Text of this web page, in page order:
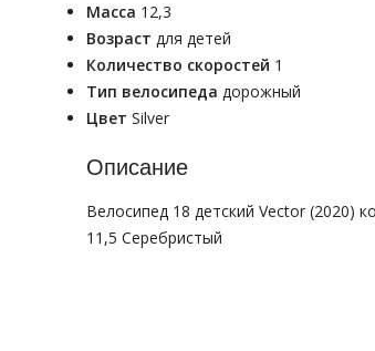
Масса 12,3
Возраст для детей
Количество скоростей 1
Тип велосипеда дорожный
Цвет Silver
Описание
Велосипед 18 детский Vector (2020)
11,5 Серебристый